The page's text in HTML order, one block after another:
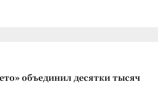
объединил десятки тысяч